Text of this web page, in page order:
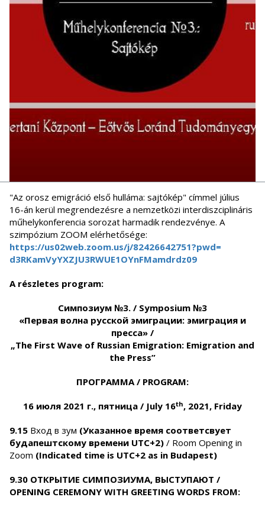
"Az orosz emigráció első hulláma: sajtókép" címmel július
16-án kerül megrendezésre a nemzetközi interdiszciplináris
műhelykonferencia sorozat harmadik rendezvénye. A
szimpózium ZOOM elérhetősége:
https://us02web.zoom.us/j/82426642751?pwd=
d3RKamVyYXZJU3RWUE1OYnFMamdrdz09
A részletes program:
Симпозиум №3. / Symposium №3
«Первая волна русской эмиграции: эмиграция и
пресса» /
„The First Wave of Russian Emigration: Emigration and
the Press”
ПРОГРАММА / PROGRAM:
16 июля 2021 г., пятница / July 16th, 2021, Friday
9.15 Вход в зум (Указанное время соответсвует
будапештскому времени UTC+2) / Room Opening in
Zoom (Indicated time is UTC+2 as in Budapest)
9.30 ОТКРЫТИЕ СИМПОЗИУМА, ВЫСТУПАЮТ /
OPENING CEREMONY WITH GREETING WORDS FROM: